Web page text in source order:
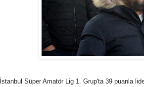
İstanbul Süper Amatör Lig 1. Grup'ta 39 puanla